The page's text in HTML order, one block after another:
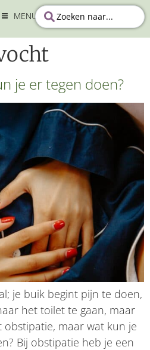
MENU
je er tegen doen?
je buik begint pijn te doen,
het toilet te gaan, maar
obstipatie, maar wat kun je
Bij obstipatie heb je een